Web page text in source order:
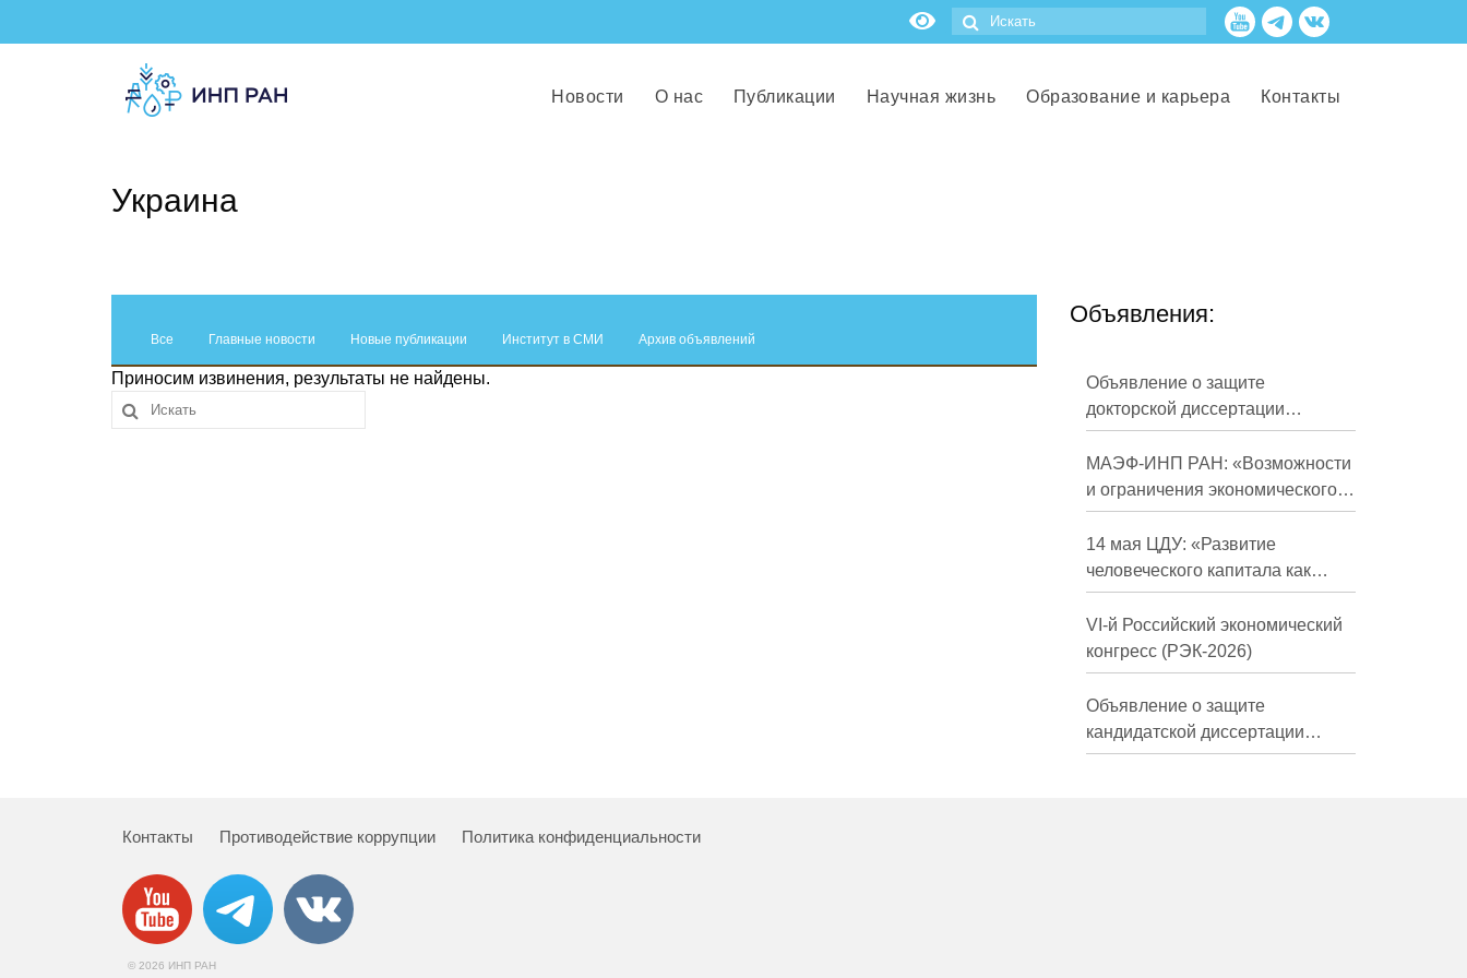
Новости О нас Публикации Научная жизнь Образование и карьера Контакты
Украина
Все Главные новости Новые публикации Институт в СМИ Архив объявлений
Приносим извинения, результаты не найдены.
Объявления:
Объявление о защите
докторской диссертации
Кузнецова Михаила
Евгеньевича
МАЭФ-ИНП РАН: «Возможности
и ограничения экономического
развития России в средне- и
долгосрочной перспективе»
14 мая ЦДУ: «Развитие
человеческого капитала как
фактор экономического роста»
VI-й Российский экономический
конгресс (РЭК-2026)
Объявление о защите
кандидатской диссертации
Трындиной Николь Сергеевны
Контакты Противодействие коррупции Политика конфиденциальности
© 2026 ИНП РАН